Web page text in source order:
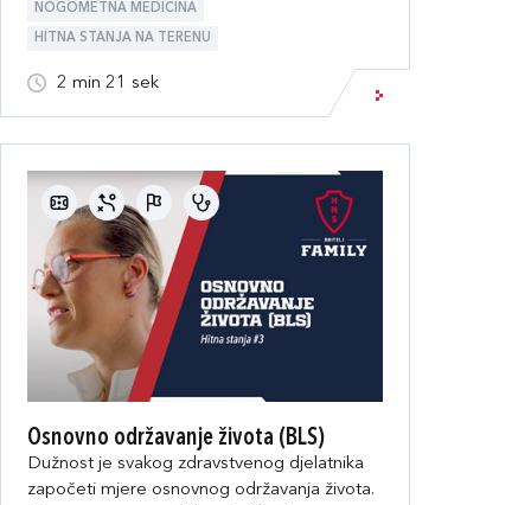
NOGOMETNA MEDICINA
HITNA STANJA NA TERENU
2 min 21 sek
Osnovno održavanje života (BLS)
Dužnost je svakog zdravstvenog djelatnika
započeti mjere osnovnog održavanja života.